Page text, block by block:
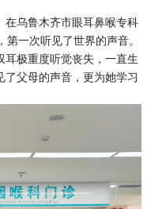
在乌鲁木齐市眼耳鼻喉专科
一次听见了世界的声音。
极重度听觉丧失，一直生
父母的声音，更为她学习